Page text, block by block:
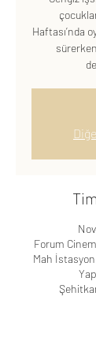
Haftası’nda
Forum
Mah